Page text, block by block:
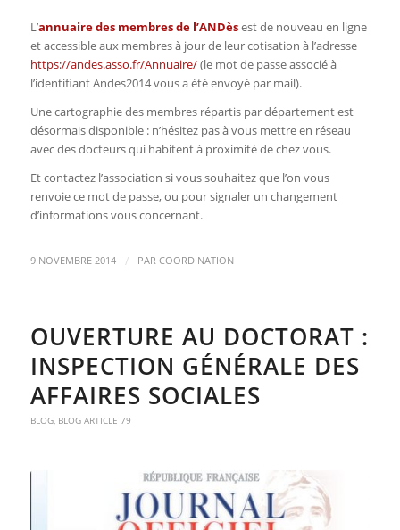
L’annuaire des membres de l’ANDèsest de nouveau en ligne
et accessible aux membres à jour de leur cotisation à l’adresse
https://andes.asso.fr/Annuaire/(le mot de passe associé à
l’identifiant Andes2014 vous a été envoyé par mail).
Une cartographie des membres répartis par département est
désormais disponible : n’hésitez pas à vous mettre en réseau
avec des docteurs qui habitent à proximité de chez vous.
Et contactez l’association si vous souhaitez que l’on vous
renvoie ce mot de passe, ou pour signaler un changement
d’informations vous concernant.
9 NOVEMBRE 2014 / PAR COORDINATION
OUVERTURE AU DOCTORAT :
INSPECTION GÉNÉRALE DES
AFFAIRES SOCIALES
BLOG, BLOG ARTICLE 79